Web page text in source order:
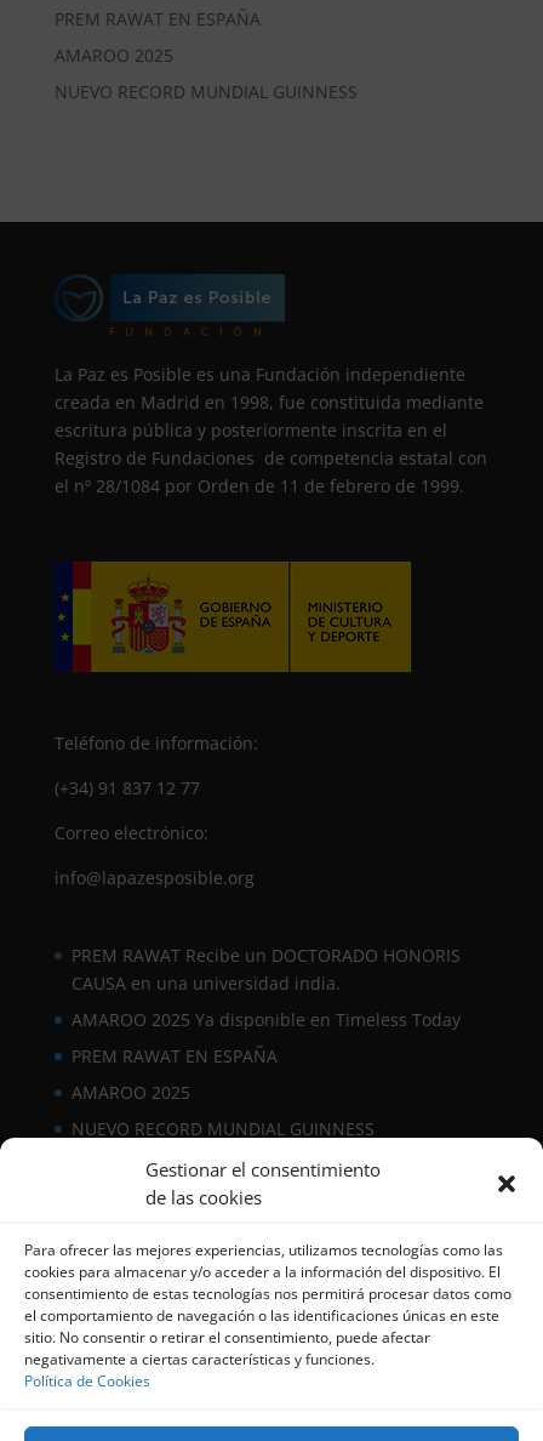
Gestionar el consentimiento
de las cookies
Para ofrecer las mejores experiencias, utilizamos tecnologías como las
cookies para almacenar y/o acceder a la información del dispositivo. El
consentimiento de estas tecnologías nos permitirá procesar datos como
el comportamiento de navegación o las identificaciones únicas en este
sitio. No consentir o retirar el consentimiento, puede afectar
negativamente a ciertas características y funciones.
Política de Cookies
PREM RAWAT EN ESPAÑA
AMAROO 2025
NUEVO RECORD MUNDIAL GUINNESS
La Paz es Posible es una Fundación independiente
creada en Madrid en 1998, fue constituida mediante
escritura pública y posteriormente inscrita en el
Registro de Fundaciones de competencia estatal con
el nº 28/1084 por Orden de 11 de febrero de 1999.
Teléfono de información:
(+34) 91 837 12 77
Correo electrónico:
info@lapazesposible.org
PREM RAWAT Recibe un DOCTORADO HONORIS
CAUSA en una universidad india.
AMAROO 2025 Ya disponible en Timeless Today
PREM RAWAT EN ESPAÑA
AMAROO 2025
NUEVO RECORD MUNDIAL GUINNESS
Facebook
Instagram
LinkedIn
YouTube